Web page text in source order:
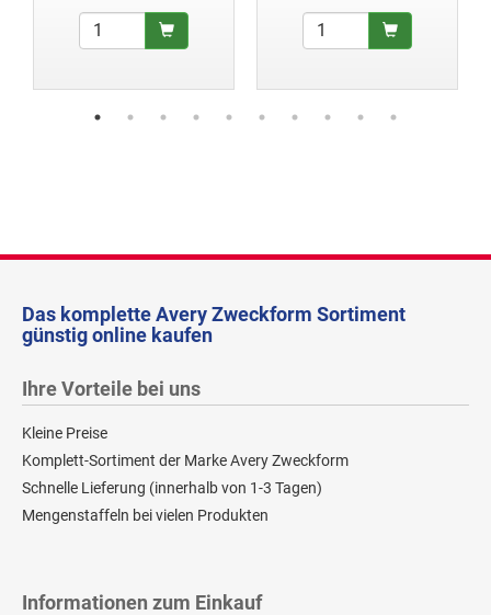
Das komplette Avery Zweckform Sortiment
günstig online kaufen
Ihre Vorteile bei uns
Kleine Preise
Komplett-Sortiment der Marke Avery Zweckform
Schnelle Lieferung (innerhalb von 1-3 Tagen)
Mengenstaffeln bei vielen Produkten
Informationen zum Einkauf